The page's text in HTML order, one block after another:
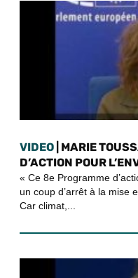
VIDEO | MARIE
D’ACTION POUR
« Ce 8e Programme
un coup d’arrêt à la mise
Car climat,...